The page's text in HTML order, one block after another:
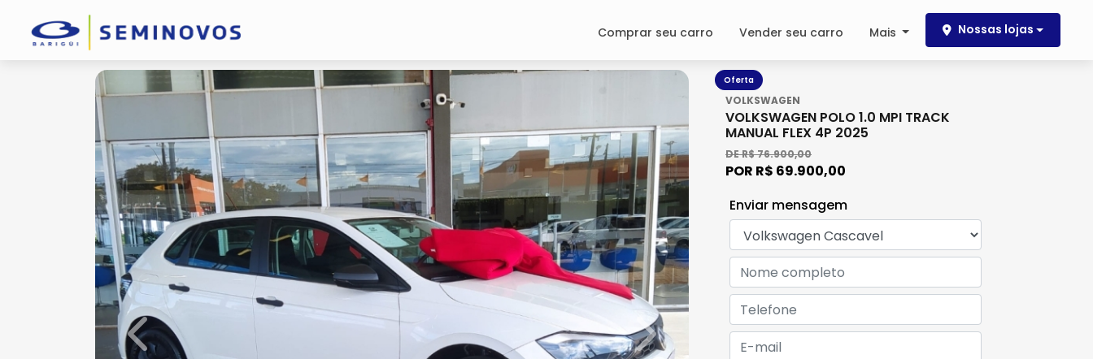
Comprar seu carro Vender seu carro Mais Nossas lojas
Oferta
VOLKSWAGEN
VOLKSWAGEN POLO 1.0 MPI TRACK
MANUAL FLEX 4P 2025
DE R$ 76.900,00
POR R$ 69.900,00
Enviar mensagem
Previous Next